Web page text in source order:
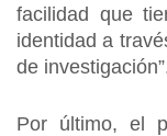
facilidad que
identidad a
de
Por último, el